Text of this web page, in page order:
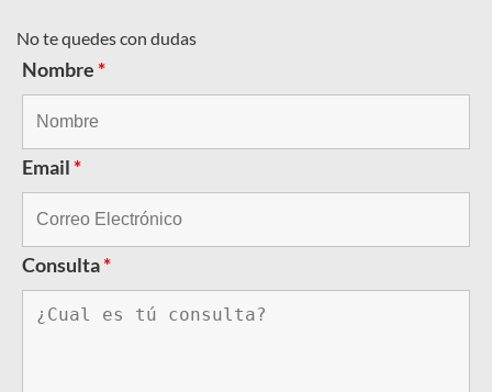
No te quedes con dudas
Nombre *
Email *
Consulta*